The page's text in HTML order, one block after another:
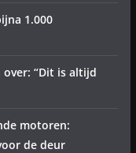
1.000
“Dit is altijd
motoren:
de deur